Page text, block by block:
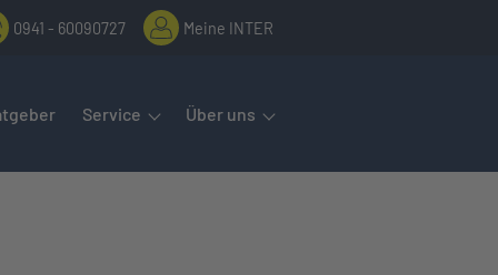
0941 - 60090727 Meine INTER
öffnet man mit der Leertaste oder Pfeil nach unten.
Service Über uns